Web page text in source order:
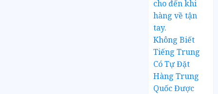
cho đến khi
hàng về tận
tay.
Không Biết
Tiếng Trung
Có Tự Đặt
Hàng Trung
Quốc Được